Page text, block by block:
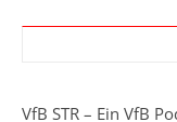
VfB STR – Ein VfB